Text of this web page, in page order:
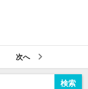
次へ